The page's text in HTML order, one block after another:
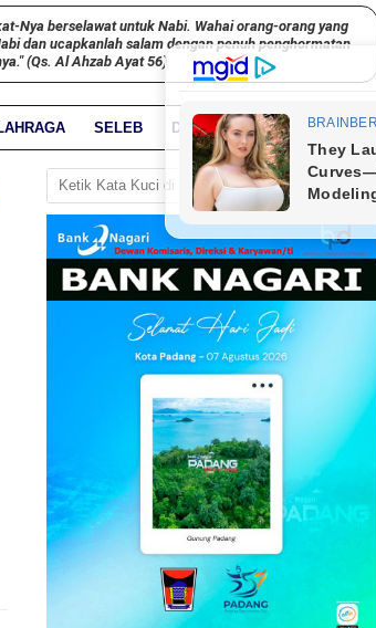
Nya berselawat untuk Nabi. Wahai orang-orang yang
dan ucapkanlah salam dengan penuh penghormatan
(Qs. Al Ahzab Ayat 56)
SELEB DUNIA PARIWARA
GO